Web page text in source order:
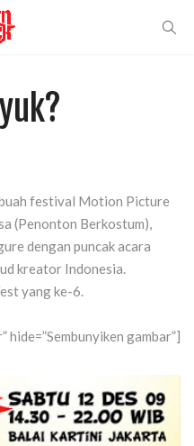
festival Motion Picture
(Penonton Berkostum),
dengan puncak acara
kreator Indonesia.
yang ke-6.
hide=”Sembunyiken gambar”]